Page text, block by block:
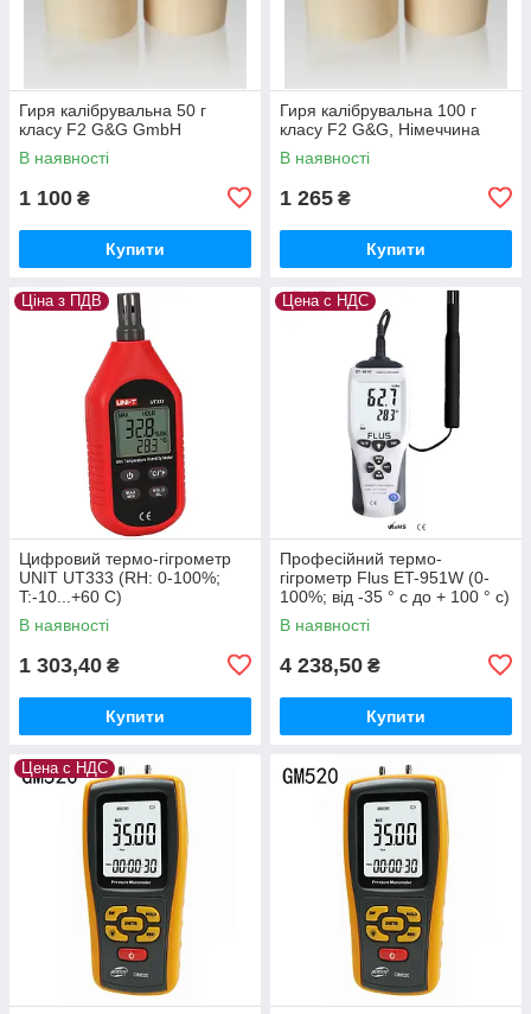
Гиря калібрувальна 50 г
класу F2 G&G GmbH
В наявності
1 100 ₴
Купити
Гиря калібрувальна 100 г
класу F2 G&G, Німеччина
В наявності
1 265 ₴
Купити
Ціна з ПДВ
Цифровий термо-гігрометр
UNIT UT333 (RH: 0-100%;
T:-10...+60 C)
В наявності
1 303,40 ₴
Купити
Цена с НДС
Професійний термо-
гігрометр Flus ET-951W (0-
100%; від -35 ° с до + 100 ° с)
з виносним датчиком, DEW,
WB
В наявності
4 238,50 ₴
Купити
Цена с НДС